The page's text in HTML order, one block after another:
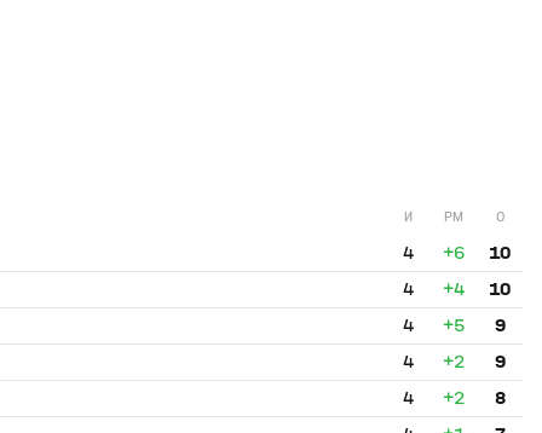
И РМ О
4 +6
10
4 +4
10
4 +5
9
4 +2
9
4 +2
8